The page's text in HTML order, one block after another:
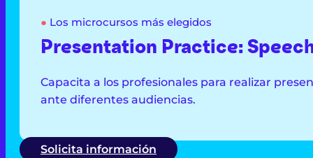
● Los microcursos más elegidos
Presentation Practice:
Capacita a los profesionales para realizar
ante diferentes audiencias.
Solicita información